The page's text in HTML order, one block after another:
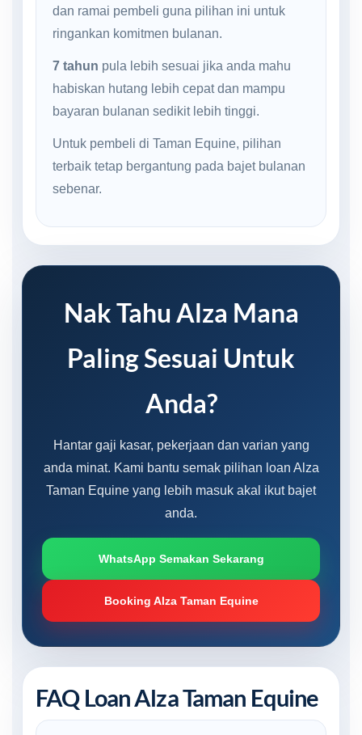
dan ramai pembeli guna pilihan ini untuk
ringankan komitmen bulanan.
7 tahun pula lebih sesuai jika anda mahu
habiskan hutang lebih cepat dan mampu
bayaran bulanan sedikit lebih tinggi.
Untuk pembeli di Taman Equine, pilihan
terbaik tetap bergantung pada bajet bulanan
sebenar.
Nak Tahu Alza Mana
Paling Sesuai Untuk
Anda?
Hantar gaji kasar, pekerjaan dan varian yang
anda minat. Kami bantu semak pilihan loan Alza
Taman Equine yang lebih masuk akal ikut bajet
anda.
WhatsApp Semakan Sekarang
Booking Alza Taman Equine
FAQ Loan Alza Taman Equine